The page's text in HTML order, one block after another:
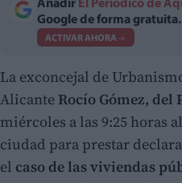
Añadir El Periodico de
Google de forma gratuita.
ACTIVAR AHORA
La exconcejal de
Alicante Rocío Gómez, del
miércoles a las 9:25 horas
ciudad para prestar
el caso de las viviendas